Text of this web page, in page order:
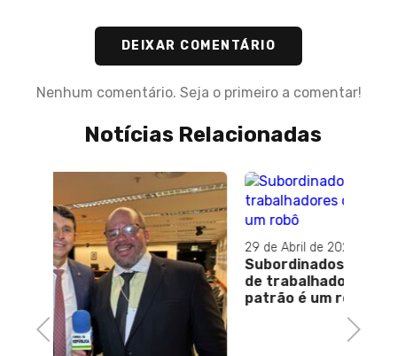
DEIXAR COMENTÁRIO
Nenhum comentário. Seja o primeiro a comentar!
Notícias Relacionadas
Previous
29 de Abril de 2022
Subordinados ao algoritmo: a rotina
de trabalhadores cujo escudo do
patrão é um robô
Next